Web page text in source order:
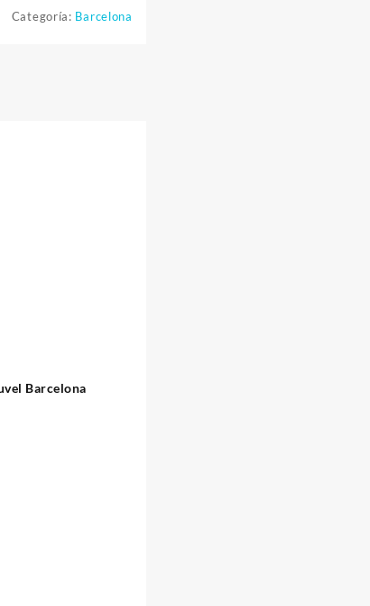
Categoría: Barcelona
Barcelona